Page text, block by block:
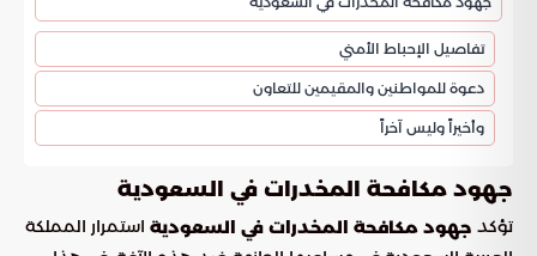
تفاصيل الإحباط الأمني
دعوة للمواطنين والمقيمين للتعاون
وأخيراً وليس آخراً
جهود مكافحة المخدرات في السعودية
تؤكد جهود مكافحة المخدرات في السعودية استمرار المملكة